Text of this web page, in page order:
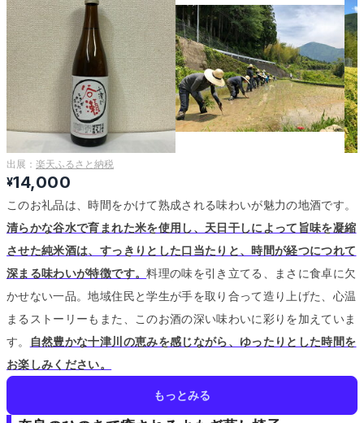
出展： 楽天ふるさと納税
¥14,000
このお礼品は、時間をかけて熟成される味わいが魅力の地酒です。
清らかな谷水で育まれた米を使用し、天日干しによって旨味を凝縮
させた純米酒は、すっきりとした口当たりと、時間が経つにつれて
深まる味わいが特徴です。料理の味を引き立てる、まさに食卓に欠
かせない一品。地域住民と学生が手を取り合って造り上げた、心温
まるストーリーもまた、このお酒の深い味わいに彩りを加えていま
す。
自然豊かな十津川の恵みを感じながら、ゆったりとした時間を
お楽しみください。
もっとみる